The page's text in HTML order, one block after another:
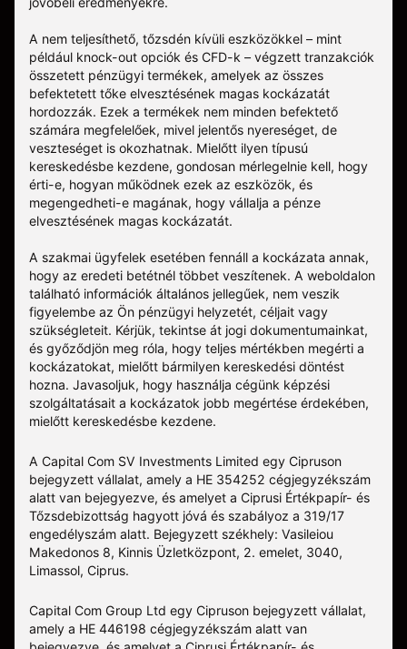
A nem teljesíthető, tőzsdén kívüli eszközökkel – mint
például knock-out opciók és CFD-k – végzett tranzakciók
összetett pénzügyi termékek, amelyek az összes
befektetett tőke elvesztésének magas kockázatát
hordozzák. Ezek a termékek nem minden befektető
számára megfelelőek, mivel jelentős nyereséget, de
veszteséget is okozhatnak. Mielőtt ilyen típusú
kereskedésbe kezdene, gondosan mérlegelnie kell, hogy
érti-e, hogyan működnek ezek az eszközök, és
megengedheti-e magának, hogy vállalja a pénze
elvesztésének magas kockázatát.
A szakmai ügyfelek esetében fennáll a kockázata annak,
hogy az eredeti betétnél többet veszítenek. A weboldalon
található információk általános jellegűek, nem veszik
figyelembe az Ön pénzügyi helyzetét, céljait vagy
szükségleteit. Kérjük, tekintse át jogi dokumentumainkat,
és győződjön meg róla, hogy teljes mértékben megérti a
kockázatokat, mielőtt bármilyen kereskedési döntést
hozna. Javasoljuk, hogy használja cégünk képzési
szolgáltatásait a kockázatok jobb megértése érdekében,
mielőtt kereskedésbe kezdene.
A Capital Com SV Investments Limited egy Cipruson
bejegyzett vállalat, amely a HE 354252 cégjegyzékszám
alatt van bejegyezve, és amelyet a Ciprusi Értékpapír- és
Tőzsdebizottság hagyott jóvá és szabályoz a 319/17
engedélyszám alatt. Bejegyzett székhely: Vasileiou
Makedonos 8, Kinnis Üzletközpont, 2. emelet, 3040,
Limassol, Ciprus.
Capital Com Group Ltd egy Cipruson bejegyzett vállalat,
amely a ΗΕ 446198 cégjegyzékszám alatt van